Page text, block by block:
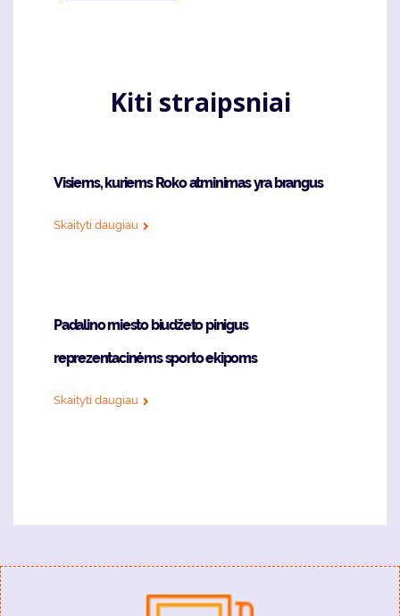
Kiti straipsniai
Visiems, kuriems Roko atminimas yra brangus
Skaityti daugiau
Padalino miesto biudžeto pinigus
reprezentacinėms sporto ekipoms
Skaityti daugiau